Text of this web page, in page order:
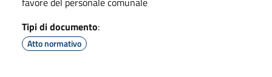
Tipi di documento:
Atto normativo